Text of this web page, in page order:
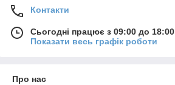
Контакти
Сьогодні працює з 09:00 до 18:00
Показати весь графік роботи
Про нас